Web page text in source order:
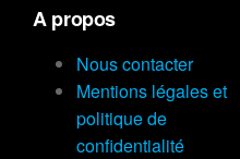
A propos
Nous contacter
Mentions légales et
politique de
confidentialité